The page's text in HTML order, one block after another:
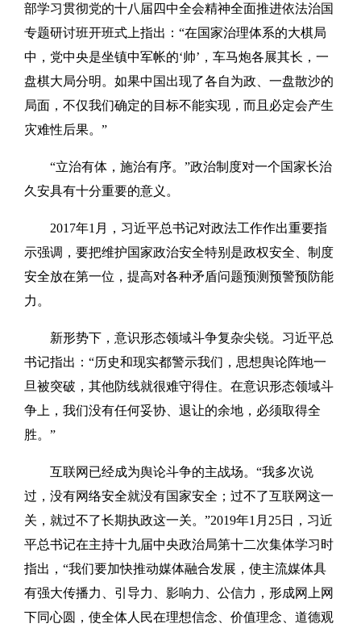
部学习贯彻党的十八届四中全会精神全面推进依法治国
专题研讨班开班式上指出：“在国家治理体系的大棋局
中，党中央是坐镇中军帐的‘帅’，车马炮各展其长，一
盘棋大局分明。如果中国出现了各自为政、一盘散沙的
局面，不仅我们确定的目标不能实现，而且必定会产生
灾难性后果。”
“立治有体，施治有序。”政治制度对一个国家长治
久安具有十分重要的意义。
2017年1月，习近平总书记对政法工作作出重要指
示强调，要把维护国家政治安全特别是政权安全、制度
安全放在第一位，提高对各种矛盾问题预测预警预防能
力。
新形势下，意识形态领域斗争复杂尖锐。习近平总
书记指出：“历史和现实都警示我们，思想舆论阵地一
旦被突破，其他防线就很难守得住。在意识形态领域斗
争上，我们没有任何妥协、退让的余地，必须取得全
胜。”
互联网已经成为舆论斗争的主战场。“我多次说
过，没有网络安全就没有国家安全；过不了互联网这一
关，就过不了长期执政这一关。”2019年1月25日，习近
平总书记在主持十九届中央政治局第十二次集体学习时
指出，“我们要加快推动媒体融合发展，使主流媒体具
有强大传播力、引导力、影响力、公信力，形成网上网
下同心圆，使全体人民在理想信念、价值理念、道德观